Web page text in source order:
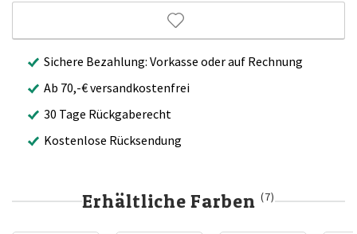
Sichere Bezahlung: Vorkasse oder auf Rechnung
Ab 70,-€ versandkostenfrei
30 Tage Rückgaberecht
Kostenlose Rücksendung
Erhältliche Farben(7)